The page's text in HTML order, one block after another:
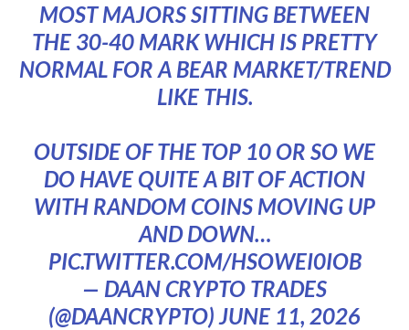
MOST MAJORS SITTING BETWEEN
THE 30-40 MARK WHICH IS PRETTY
NORMAL FOR A BEAR MARKET/TREND
LIKE THIS.
OUTSIDE OF THE TOP 10 OR SO WE
DO HAVE QUITE A BIT OF ACTION
WITH RANDOM COINS MOVING UP
AND DOWN…
PIC.TWITTER.COM/HSOWEI0IOB
— DAAN CRYPTO TRADES
(@DAANCRYPTO)JUNE 11, 2026